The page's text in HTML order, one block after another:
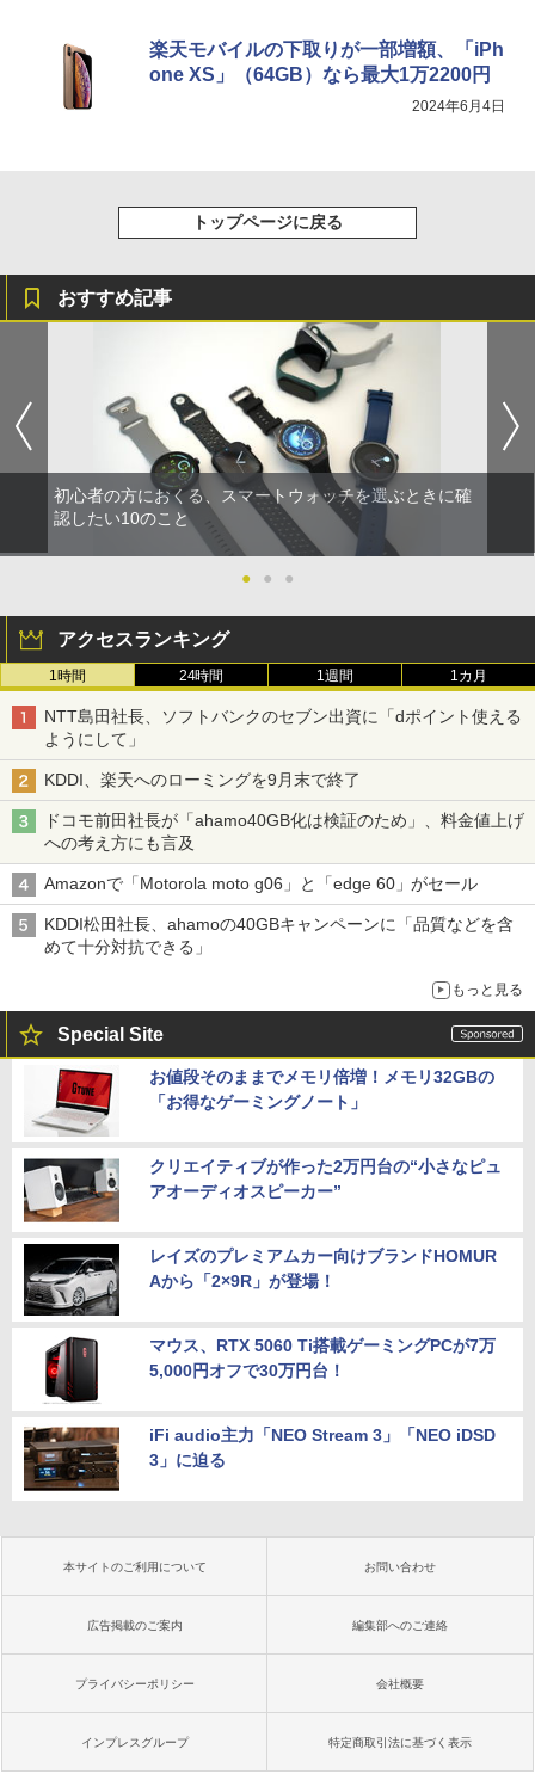
楽天モバイルの下取りが一部増額、「iPh
one XS」（64GB）なら最大1万2200円
2024年6月4日
トップページに戻る
おすすめ記事
初心者の方におくる、スマートウォッチを選ぶときに確
認したい10のこと
● ● ●
アクセスランキング
1時間 24時間 1週間 1カ月
NTT島田社長、ソフトバンクのセブン出資に「dポイント使える
ようにして」
KDDI、楽天へのローミングを9月末で終了
ドコモ前田社長が「ahamo40GB化は検証のため」、料金値上げ
への考え方にも言及
Amazonで「Motorola moto g06」と「edge 60」がセール
KDDI松田社長、ahamoの40GBキャンペーンに「品質などを含
めて十分対抗できる」
もっと見る
Special Site
お値段そのままでメモリ倍増！メモリ32GBの
「お得なゲーミングノート」
クリエイティブが作った2万円台の“小さなピュ
アオーディオスピーカー”
レイズのプレミアムカー向けブランドHOMUR
Aから「2×9R」が登場！
マウス、RTX 5060 Ti搭載ゲーミングPCが7万
5,000円オフで30万円台！
iFi audio主力「NEO Stream 3」「NEO iDSD
3」に迫る
本サイトのご利用について お問い合わせ
広告掲載のご案内 編集部へのご連絡
プライバシーポリシー 会社概要
インプレスグループ 特定商取引法に基づく表示